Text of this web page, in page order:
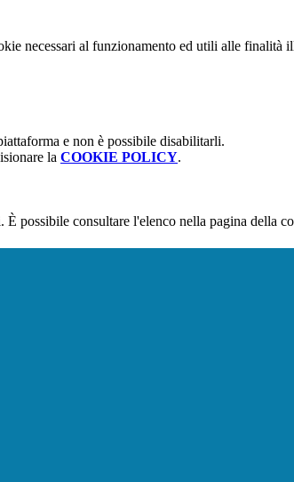
necessari al funzionamento ed utili alle finalità
e non è possibile disabilitarli.
la COOKIE POLICY.
possibile consultare l'elenco nella pagina della